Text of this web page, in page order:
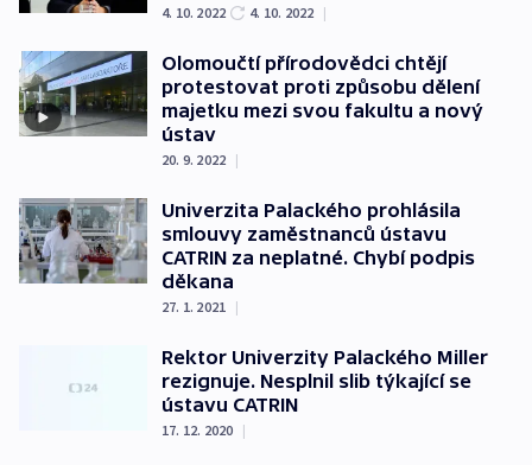
4. 10. 2022 4. 10. 2022 |
Olomoučtí přírodovědci chtějí
protestovat proti způsobu dělení
majetku mezi svou fakultu a nový
ústav
20. 9. 2022 |
Univerzita Palackého prohlásila
smlouvy zaměstnanců ústavu
CATRIN za neplatné. Chybí podpis
děkana
27. 1. 2021 |
Rektor Univerzity Palackého Miller
rezignuje. Nesplnil slib týkající se
ústavu CATRIN
17. 12. 2020 |